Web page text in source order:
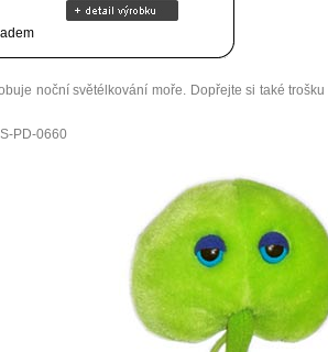
noční světélkování moře. Dopřejte si také
PD-0660